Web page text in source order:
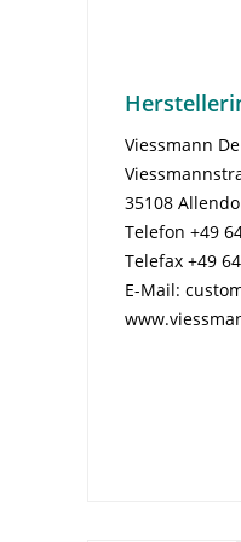
Viessmann
35108
Telefon +49
Telefax +49
E-Mail: